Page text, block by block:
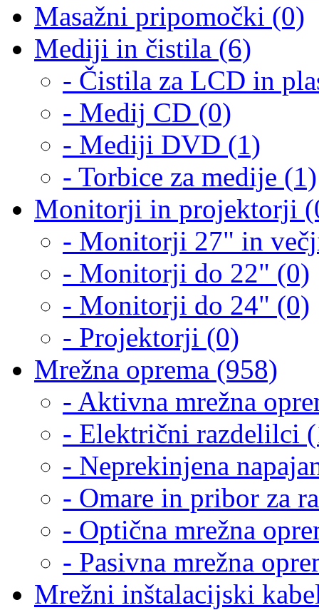
Masažni pripomočki (0)
Mediji in čistila (6)
- Čistila za LCD in
- Medij CD (0)
- Mediji DVD (1)
- Torbice za medije (1)
Monitorji in projektorji
- Monitorji 27" in
- Monitorji do 22" (0)
- Monitorji do 24" (0)
- Projektorji (0)
Mrežna oprema (958)
- Aktivna mrežna
- Električni razdelilci
- Neprekinjena
- Omare in pribor za
- Optična mrežna
- Pasivna mrežna
Mrežni inštalacijski